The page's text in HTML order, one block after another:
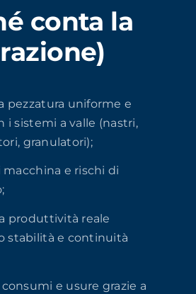
conta la
pezzatura uniforme e
i sistemi a valle (nastri,
granulatori);
e rischi di
produttività reale
stabilità e continuità
e usure grazie a